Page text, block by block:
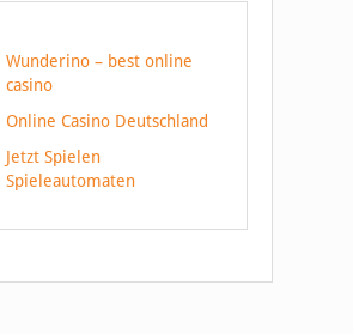
Wunderino – best online
casino
Online Casino Deutschland
Jetzt Spielen
Spieleautomaten